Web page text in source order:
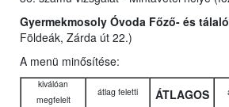
Gyermekmosoly Óvoda Főző- és
Földeák, Zárda út 22.)
A menü minősítése:
kiválóan
megfelelt
átlag feletti ÁTLAGOS